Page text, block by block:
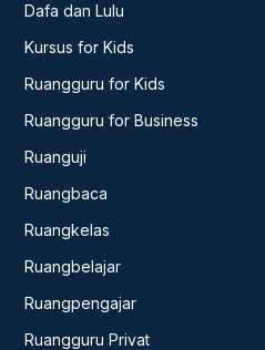
Dafa dan Lulu
Kursus for Kids
Ruangguru for Kids
Ruangguru for Business
Ruanguji
Ruangbaca
Ruangkelas
Ruangbelajar
Ruangpengajar
Ruangguru Privat